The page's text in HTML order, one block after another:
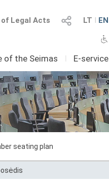
LT I EN
Legal Acts
of the Seimas I E-service
seating plan